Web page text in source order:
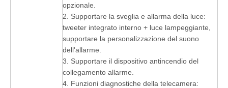
opzionale.
2. Supportare la sveglia e allarma della luce:
tweeter integrato interno + luce lampeggiante,
supportare la personalizzazione del suono
dell'allarme.
3. Supportare il dispositivo antincendio del
collegamento allarme.
4. Funzioni diagnostiche della telecamera: